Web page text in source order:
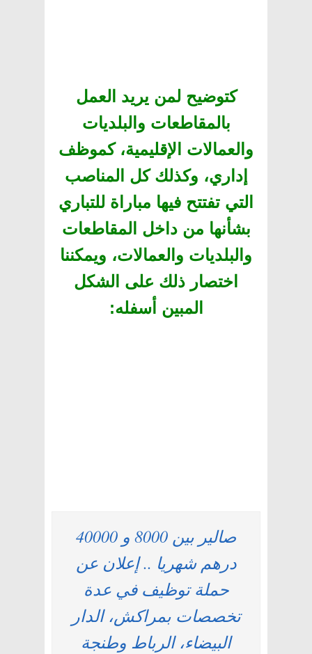
كتوضيح لمن يريد العمل
بالمقاطعات والبلديات
والعمالات الإقليمية، كموظف
إداري، وكذلك كل المناصب
التي تفتتح فيها مباراة للتباري
بشأنها من داخل المقاطعات
والبلديات والعمالات، ويمكننا
اختصار ذلك على الشكل
المبين أسفله:
صالير بين 8000 و 40000
درهم شهريا .. إعلان عن
حملة توظيف في عدة
تخصصات بمراكش، الدار
البيضاء، الرباط وطنجة